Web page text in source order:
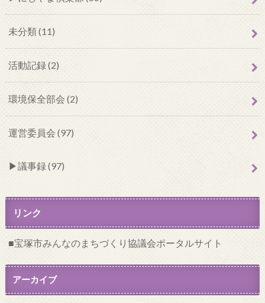
未分類 (11)
活動記録 (2)
環境保全部会 (2)
運営委員会 (97)
議事録 (97)
リンク
宝塚市みんなのまちづくり協議会ポータルサイト
アーカイブ